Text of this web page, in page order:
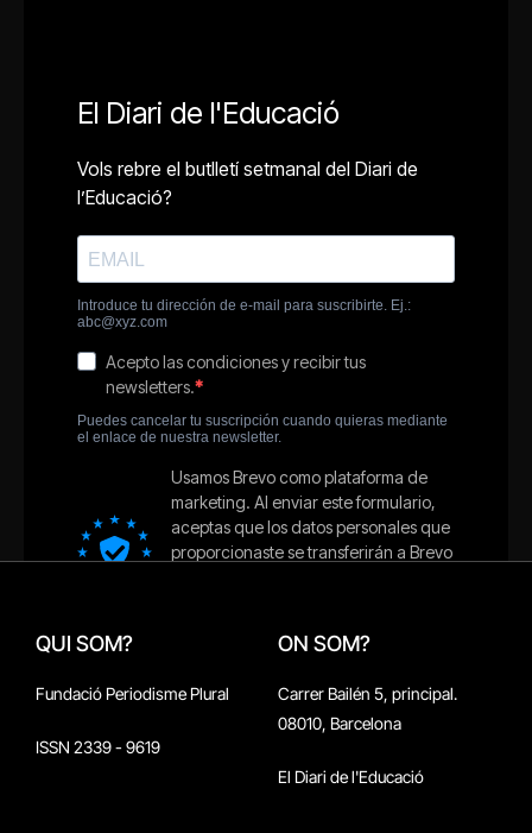
QUI SOM?
Fundació Periodisme Plural
ISSN 2339 - 9619
ON SOM?
Carrer Bailén 5, principal.
08010, Barcelona
El Diari de l'Educació